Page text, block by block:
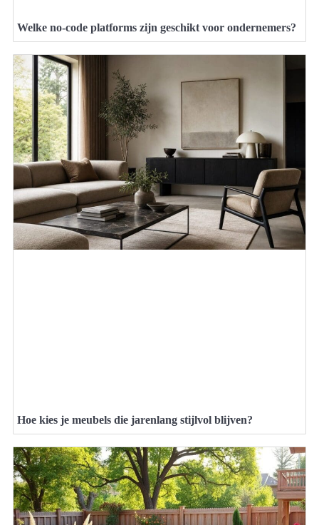
Welke no-code platforms zijn geschikt voor ondernemers?
Hoe kies je meubels die jarenlang stijlvol blijven?